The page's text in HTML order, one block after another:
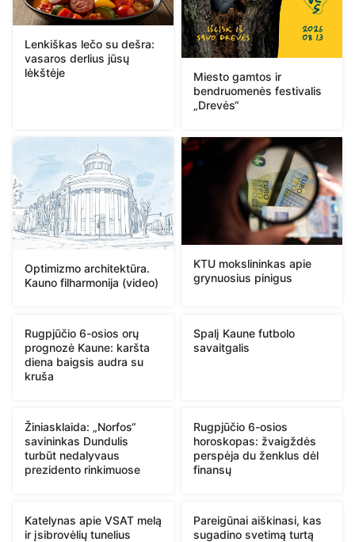
Lenkiškas lečo su dešra:
vasaros derlius jūsų
lėkštėje
Miesto gamtos ir
bendruomenės festivalis
„Drevės“
Optimizmo architektūra.
Kauno filharmonija (video)
KTU mokslininkas apie
grynuosius pinigus
Rugpjūčio 6-osios orų
prognozė Kaune: karšta
diena baigsis audra su
kruša
Spalį Kaune futbolo
savaitgalis
Žiniasklaida: „Norfos“
savininkas Dundulis
turbūt nedalyvaus
prezidento rinkimuose
Rugpjūčio 6-osios
horoskopas: žvaigždės
perspėja du ženklus dėl
finansų
Katelynas apie VSAT melą
ir įsibrovėlių tunelius
Pareigūnai aiškinasi, kas
sugadino svetimą turtą